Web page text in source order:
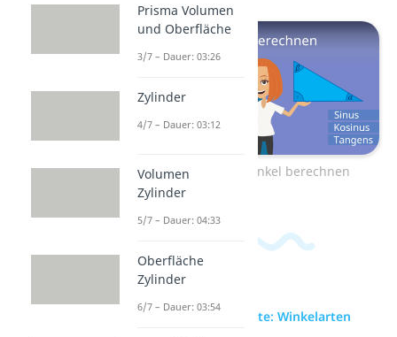
Zum Video: Winkel berechnen
zur Videoseite: Winkelarten
Prisma Volumen
und Oberfläche
3/7 – Dauer: 03:26
Zylinder
4/7 – Dauer: 03:12
Volumen
Zylinder
5/7 – Dauer: 04:33
Oberfläche
Zylinder
6/7 – Dauer: 03:54